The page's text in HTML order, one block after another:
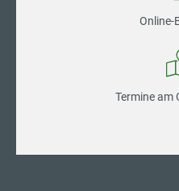
Online-
Termine am